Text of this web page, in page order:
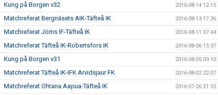
Kung på Borgen v32 2016-08-14 12:15
Matchreferat Bergnäsets AIK-Täfteå IK 2016-08-13 17:36
Matchreferat Jörns IF-Täfteå IK 2016-08-11 07:44
Matchreferat Täfteå IK-Robertsfors IK 2016-08-06 15:37
Kung på Borgen v31 2016-08-05 09:10
Matchreferat Täfteå IK-IFK Arvidsjaur FK 2016-08-02 22:07
Matchreferat Ohtana Aapua-Täfteå IK 2016-07-26 21:55